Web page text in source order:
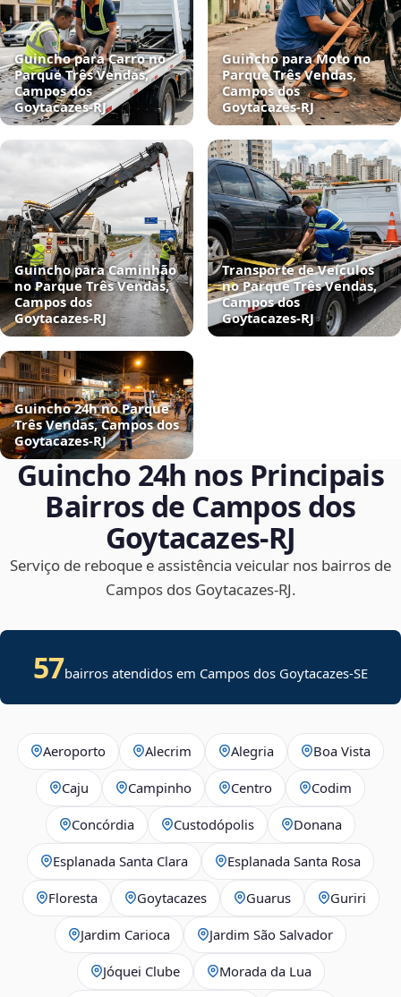
Guincho para Carro no
Parque Três Vendas,
Campos dos
Goytacazes‑RJ
Guincho para Moto no
Parque Três Vendas,
Campos dos
Goytacazes‑RJ
Guincho para Caminhão
no Parque Três Vendas,
Campos dos
Goytacazes‑RJ
Transporte de Veículos
no Parque Três Vendas,
Campos dos
Goytacazes‑RJ
Guincho 24h no Parque
Três Vendas, Campos dos
Goytacazes‑RJ
Guincho 24h nos Principais
Bairros de Campos dos
Goytacazes‑RJ
Serviço de reboque e assistência veicular nos bairros de
Campos dos Goytacazes‑RJ.
57bairros atendidos em Campos dos Goytacazes-SE
Aeroporto Alecrim Alegria Boa Vista
Caju Campinho Centro Codim
Concórdia Custodópolis Donana
Esplanada Santa Clara Esplanada Santa Rosa
Floresta Goytacazes Guarus Guriri
Jardim Carioca Jardim São Salvador
Jóquei Clube Morada da Lua